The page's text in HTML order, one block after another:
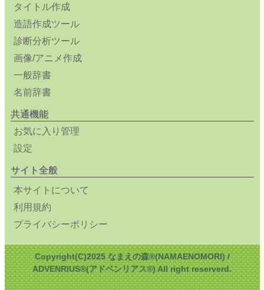
タイトル作成
造語作成ツール
診断分析ツール
画像/アニメ作成
一般辞書
名前辞書
共通機能
お気に入り管理
設定
サイト全般
本サイトについて
利用規約
プライバシーポリシー
Copyright(C)2025 なまえの森®(NAMAENOMORI) /
ADVENRIUS®(アドベンリアス®) All right reserverd.